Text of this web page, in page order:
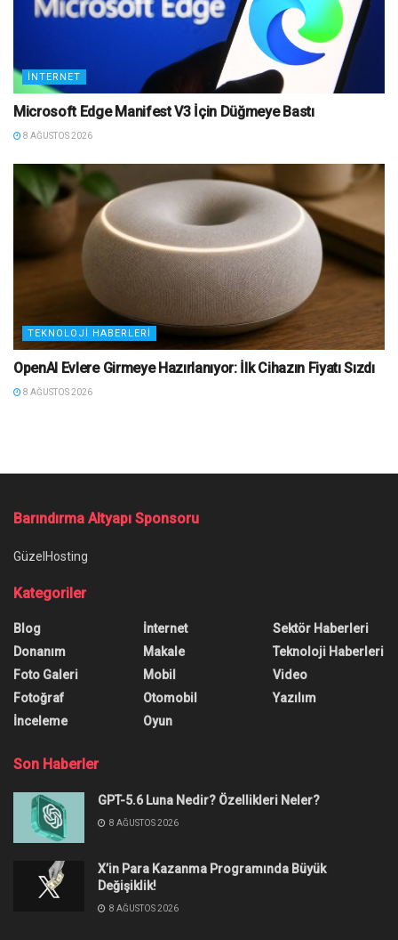
İNTERNET
Microsoft Edge Manifest V3 İçin Düğmeye Bastı
8 AĞUSTOS 2026
TEKNOLOJI HABERLERI
OpenAI Evlere Girmeye Hazırlanıyor: İlk Cihazın Fiyatı Sızdı
8 AĞUSTOS 2026
Barındırma Altyapı Sponsoru
GüzelHosting
Kategoriler
Blog
Donanım
Foto Galeri
Fotoğraf
İnceleme
İnternet
Makale
Mobil
Otomobil
Oyun
Sektör Haberleri
Teknoloji Haberleri
Video
Yazılım
Son Haberler
GPT-5.6 Luna Nedir? Özellikleri Neler?
8 AĞUSTOS 2026
X’in Para Kazanma Programında Büyük
Değişiklik!
8 AĞUSTOS 2026